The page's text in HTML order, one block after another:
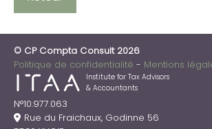
© CP Compta Consult 2026
Politique de confidentialité
Mentions
Institute for Tax Advisors
& Accountants
N°10.977.063
Rue du Fraichaux, Godinne 56